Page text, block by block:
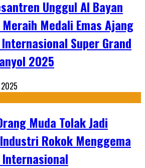
Unggul Al Bayan
Medali Emas Ajang
Super Grand
2025
Muda Tolak Jadi
Rokok Menggema